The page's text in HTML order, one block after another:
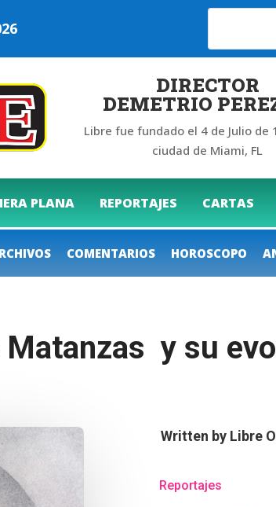
DIRECTOR
DEMETRIO
Libre fue fundado el 4 de Julio de
ciudad de Miami, FL
PLANA REPORTAJES CARTAS
COMENTARIOS HOROSCOPO
Matanzas y su
Written by Libre
Reportajes